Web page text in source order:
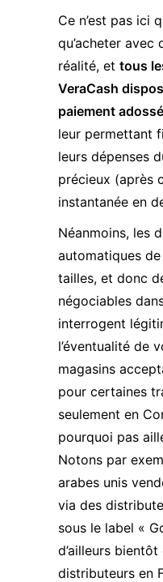
Ce n’est pas ici
qu’acheter avec
réalité, et tous
VeraCash
paiement
leur permettant
leurs dépenses
précieux (après
instantanée en
Néanmoins, les
automatiques
tailles, et donc
négociables
interrogent
l’éventualité de
magasins
pour certaines
seulement en
pourquoi pas
Notons par
arabes unis
via des
sous le label «
d’ailleurs
distributeurs en